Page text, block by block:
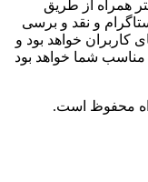
همراه از طریق
و نقد و برسی
کاربران خواهد بود و
مناسب شما خواهد بود
محفوظ است.